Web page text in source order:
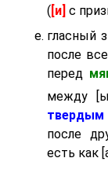
([и] с
гласный
после
перед
между
твердым
после
есть как